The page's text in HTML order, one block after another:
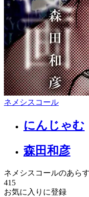
ネメシスコール
にんじゃむ
森田和彦
ネメシスコールのあら
415
お気に入りに登録